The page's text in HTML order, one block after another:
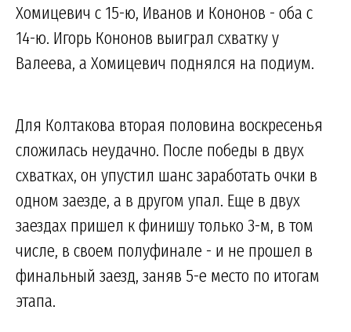
Хомицевич с 15-ю, Иванов и Кононов - оба с
14-ю. Игорь Кононов выиграл схватку у
Валеева, а Хомицевич поднялся на подиум.
Для Колтакова вторая половина воскресенья
сложилась неудачно. После победы в двух
схватках, он упустил шанс заработать очки в
одном заезде, а в другом упал. Еще в двух
заездах пришел к финишу только 3-м, в том
числе, в своем полуфинале - и не прошел в
финальный заезд, заняв 5-е место по итогам
этапа.